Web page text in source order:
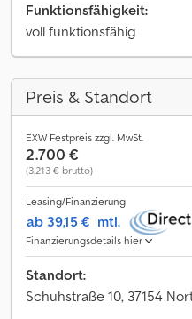
Funktionsfähigkeit:
voll funktionsfähig
Preis & Standort
EXW Festpreis zzgl. MwSt.
2.700 €
(3.213 € brutto)
Leasing/Finanzierung
ab 39,15 € mtl.
Finanzierungsdetails hier
Standort:
Schuhstraße 10, 37154